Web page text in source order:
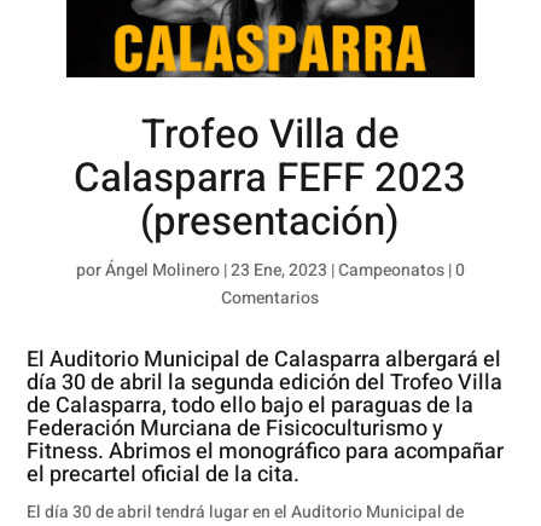
Trofeo Villa de
Calasparra FEFF 2023
(presentación)
porÁngel Molinero|23 Ene, 2023 |Campeonatos|0
Comentarios
El Auditorio Municipal de Calasparra albergará el
día 30 de abril la segunda edición del Trofeo Villa
de Calasparra, todo ello bajo el paraguas de la
Federación Murciana de Fisicoculturismo y
Fitness. Abrimos el monográfico para acompañar
el precartel oficial de la cita.
El día 30 de abril tendrá lugar en el Auditorio Municipal de